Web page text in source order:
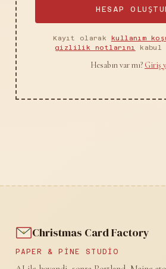
HESAP
Kayıt olarak kullanım
gizlilik notlarını
kabul
Hesabın var mı? Giriş
Christmas Card Factory
PAPER & PINE STUDIO